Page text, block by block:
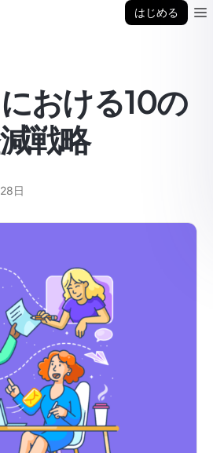
はじめる
おける10の
戦略
日